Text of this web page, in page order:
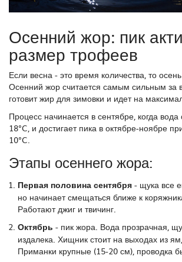
Осенний жор: пик
размер трофеев
Если весна - это время количества, то
Осенний жор считается самым сильным за
готовит жир для зимовки и идет на
Процесс начинается в сентябре, когда
18°C, и достигает пика в октябре-ноябре
10°C.
Этапы осеннего жора:
Первая половина сентября - щука все
но начинает смещаться ближе к
Работают джиг и твичинг.
Октябрь - пик жора. Вода прозрачная,
издалека. Хищник стоит на выходах из
Приманки крупные (15-20 см), проводка